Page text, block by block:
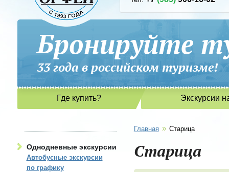
Бронируйте
33 года в российском
Где купить? Экскурсии
Однодневные экскурсии
Автобусные экскурсии
по графику
Главная » Старица
Старица